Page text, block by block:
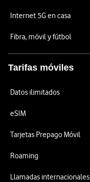
Internet 5G en casa
Fibra, móvil y fútbol
Tarifas móviles
Datos ilimitados
eSIM
Tarjetas Prepago Móvil
Roaming
Llamadas internacionales